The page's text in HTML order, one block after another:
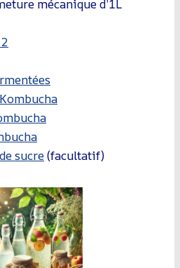
mécanique d’1L
sucre(facultatif)